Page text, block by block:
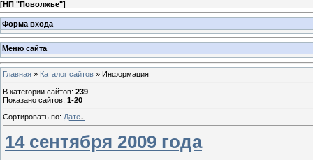
[НП "Поволжье"]
Форма входа
Меню сайта
Главная » Каталог сайтов » Информация
В категории сайтов: 239
Показано сайтов: 1-20
Сортировать по: Дате
14 сентября 2009 года